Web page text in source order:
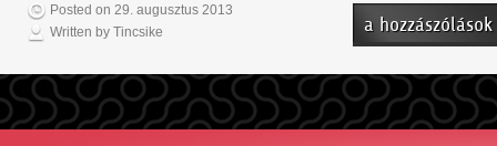
Posted on 29. augusztus 2013
Written by Tincsike
Focipalya3
bejegyzéshez
a